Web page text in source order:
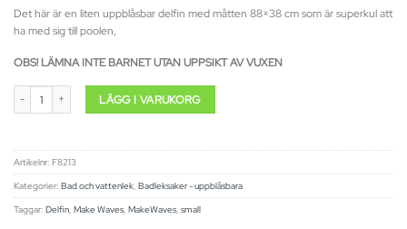
Det här är en liten uppblåsbar delfin med måtten 88×38 cm som är superkul att
ha med sig till poolen,
OBS! LÄMNA INTE BARNET UTAN UPPSIKT AV VUXEN
LÄGG I VARUKORG
Artikelnr: F8213
Kategorier: Bad och vattenlek Badleksaker - uppblåsbara
Taggar: Delfin Make Waves, MakeWaves, small